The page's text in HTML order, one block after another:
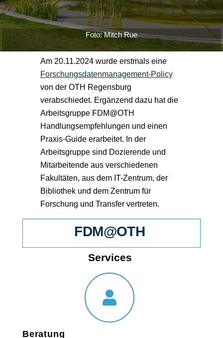
Foto: Mitch Rue
Am 20.11.2024 wurde erstmals eine
Forschungsdatenmanagement-Policy
von der OTH Regensburg
verabschiedet. Ergänzend dazu hat die
Arbeitsgruppe FDM@OTH
Handlungsempfehlungen und einen
Praxis-Guide erarbeitet. In der
Arbeitsgruppe sind Dozierende und
Mitarbeitende aus verschiedenen
Fakultäten, aus dem IT-Zentrum, der
Bibliothek und dem Zentrum für
Forschung und Transfer vertreten.
FDM@OTH
Services
Beratung